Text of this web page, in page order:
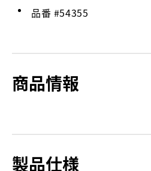
品番 #54355
商品情報
製品仕様